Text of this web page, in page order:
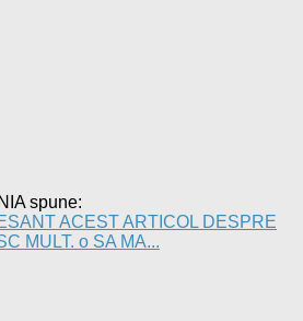
spune:
ACEST ARTICOL DESPRE
MULT. o SA MA...